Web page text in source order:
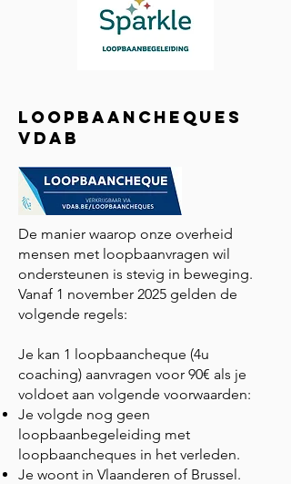
Loopbaancheques
vdab
De manier waarop onze overheid
mensen met loopbaanvragen wil
ondersteunen is stevig in beweging.
Vanaf 1 november 2025 gelden de
volgende regels:
Je kan 1 loopbaancheque (4u
coaching) aanvragen voor 90€ als je
voldoet aan volgende voorwaarden:
Je volgde nog geen
loopbaanbegeleiding met
loopbaancheques in het verleden.
Je woont in Vlaanderen of Brussel.